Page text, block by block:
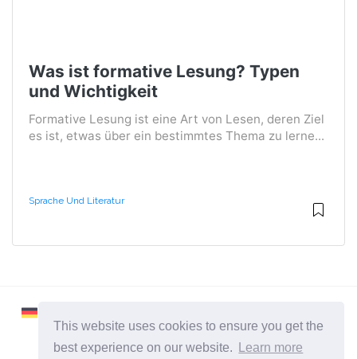
This website uses cookies to ensure you get the
best experience on our website.
Learn more
Was ist formative Lesung? Typen
und Wichtigkeit
Formative Lesung ist eine Art von Lesen, deren Ziel
es ist, etwas über ein bestimmtes Thema zu lerne...
Sprache Und Literatur